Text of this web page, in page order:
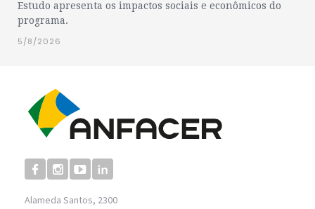
Estudo apresenta os impactos sociais e econômicos do
programa.
5/8/2026
Alameda Santos, 2300